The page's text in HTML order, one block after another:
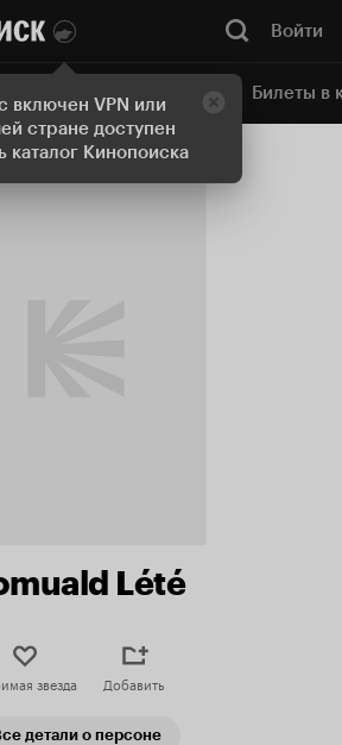
включен VPN или
стране доступен
каталог Кинопоиска
Войти
Онлайн-кинотеатр Билеты в
Lété
звезда Добавить
детали о персоне